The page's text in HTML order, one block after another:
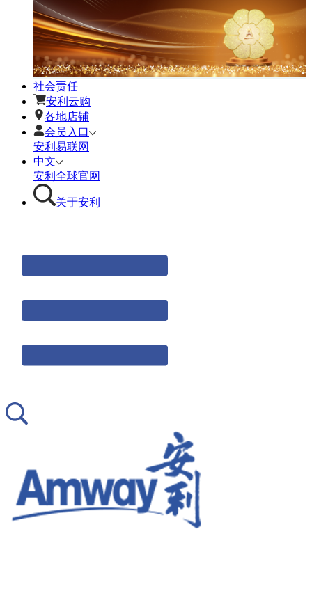
社会责任
安利云购
各地店铺
会员入口
安利易联网
中文
安利全球官网
关于安利